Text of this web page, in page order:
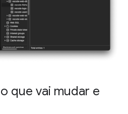
que vai mudar e